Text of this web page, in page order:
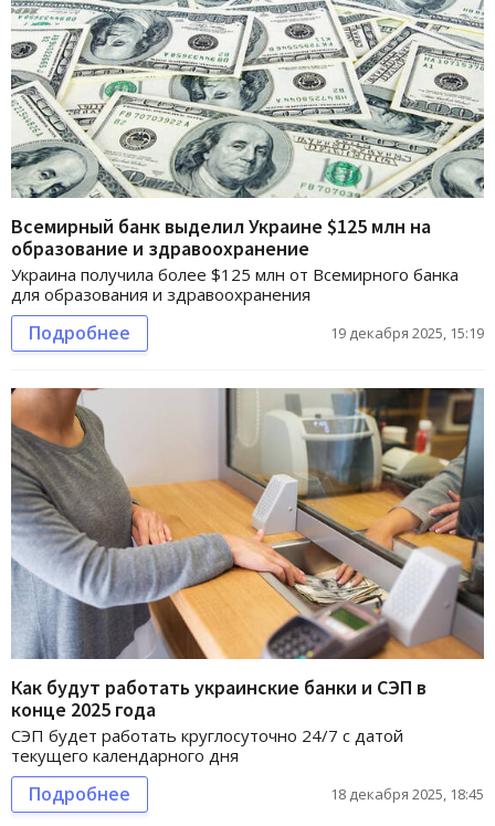
Всемирный банк выделил Украине $125 млн на
образование и здравоохранение
Украина получила более $125 млн от Всемирного банка
для образования и здравоохранения
Подробнее 19 декабря 2025, 15:19
Как будут работать украинские банки и СЭП в
конце 2025 года
СЭП будет работать круглосуточно 24/7 с датой
текущего календарного дня
Подробнее 18 декабря 2025, 18:45